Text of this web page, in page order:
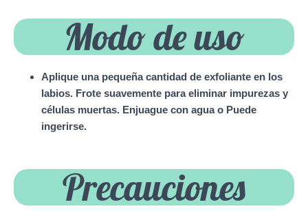
Modo de uso
Aplique una pequeña cantidad de exfoliante en los
labios. Frote suavemente para eliminar impurezas y
células muertas. Enjuague con agua o Puede
ingerirse.
Precauciones